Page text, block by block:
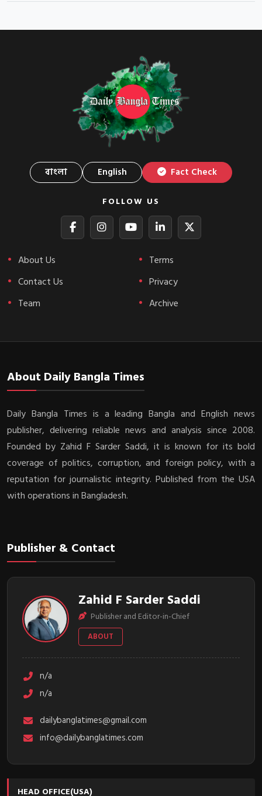
বাংলা English Fact Check
FOLLOW US
About Us
Contact Us
Team
Terms
Privacy
Archive
About Daily Bangla Times
Daily Bangla Times is a leading Bangla and English news
publisher, delivering reliable news and analysis since 2008.
Founded by Zahid F Sarder Saddi, it is known for its bold
coverage of politics, corruption, and foreign policy, with a
reputation for journalistic integrity. Published from the USA
with operations in Bangladesh.
Publisher & Contact
Zahid F Sarder Saddi
Publisher and Editor-in-Chief
ABOUT
n/a
n/a
dailybanglatimes@gmail.com
info@dailybanglatimes.com
HEAD OFFICE(USA)